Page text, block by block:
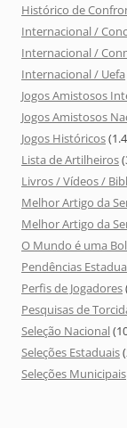
Histórico de
Internacional /
Internacional /
Internacional / Uefa
Jogos Amistosos
Jogos Amistosos
Jogos Históricos
Lista de Artilheiros
Livros / Vídeos /
Melhor Artigo da
Melhor Artigo da
O Mundo é uma
Pendências
Perfis de Jogadores
Pesquisas de
Seleção Nacional
Seleções Estaduais
Seleções Municipais